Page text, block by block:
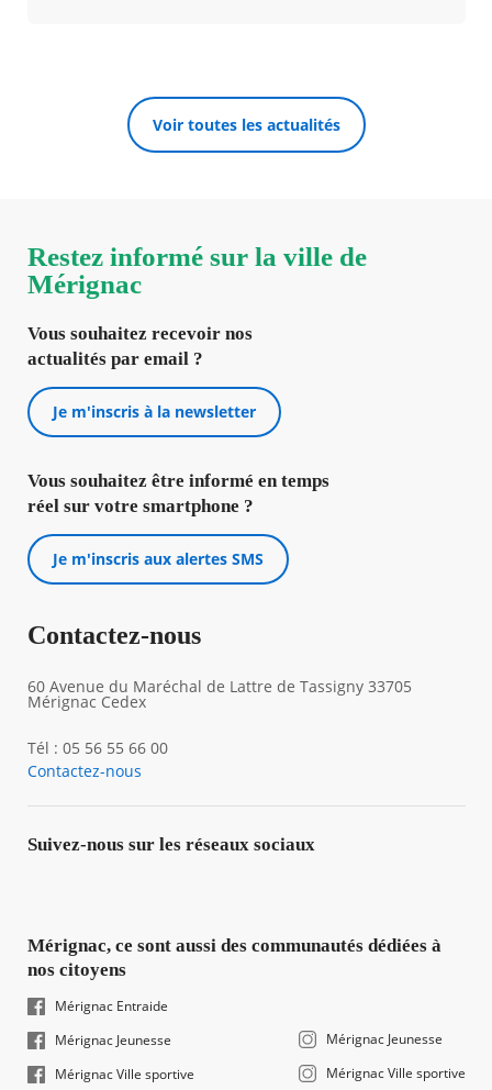
Voir toutes les actualités
Restez informé sur la ville de
Mérignac
Vous souhaitez recevoir nos
actualités par email ?
Je m'inscris à la newsletter
Vous souhaitez être informé en temps
réel sur votre smartphone ?
Je m'inscris aux alertes SMS
Contactez-nous
60 Avenue du Maréchal de Lattre de Tassigny 33705
Mérignac Cedex
Tél : 05 56 55 66 00
Contactez-nous
Suivez-nous sur les réseaux sociaux
Mérignac, ce sont aussi des communautés dédiées à
nos citoyens
Mérignac Entraide
Mérignac Jeunesse
Mérignac Ville sportive
Mérignac Jeunesse
Mérignac Ville sportive